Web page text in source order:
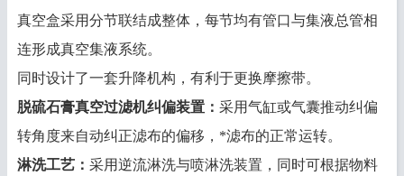
真空盒采用分节联结成整体，每节均有管口与集液总管相
连形成真空集液系统。
同时设计了一套升降机构，有利于更换摩擦带。
脱硫石膏真空过滤机纠偏装置 ：采用气缸或气囊推动纠偏
转角度来自动纠正滤布的偏移，*滤布的正常运转。
淋洗工艺：采用逆流淋洗与喷淋洗装置，同时可根据物料